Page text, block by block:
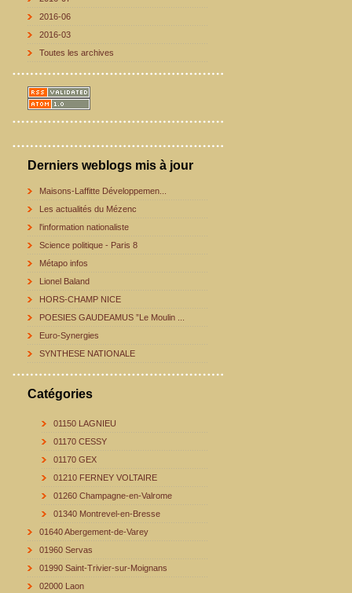
2016-06
2016-03
Toutes les archives
Derniers weblogs mis à jour
Maisons-Laffitte Développemen...
Les actualités du Mézenc
l'information nationaliste
Science politique - Paris 8
Métapo infos
Lionel Baland
HORS-CHAMP NICE
POESIES GAUDEAMUS ”Le Moulin ...
Euro-Synergies
SYNTHESE NATIONALE
Catégories
01150 LAGNIEU
01170 CESSY
01170 GEX
01210 FERNEY VOLTAIRE
01260 Champagne-en-Valrome
01340 Montrevel-en-Bresse
01640 Abergement-de-Varey
01960 Servas
01990 Saint-Trivier-sur-Moignans
02000 Laon